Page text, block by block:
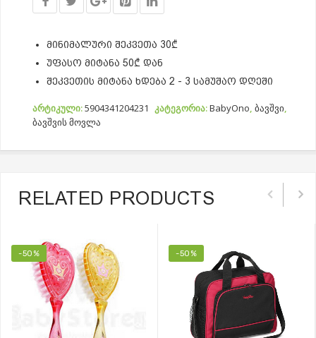
მინიმალური შეკვეთა 30₾
უფასო მიტანა 50₾ დან
შეკვეთის მიტანა ხდება 2 - 3 სამუშაო დღეში
არტიკული:5904341204231 კატეგორია:BabyOno, ბავშვი,
ბავშვის მოვლა
RELATED PRODUCTS
-50% -50%